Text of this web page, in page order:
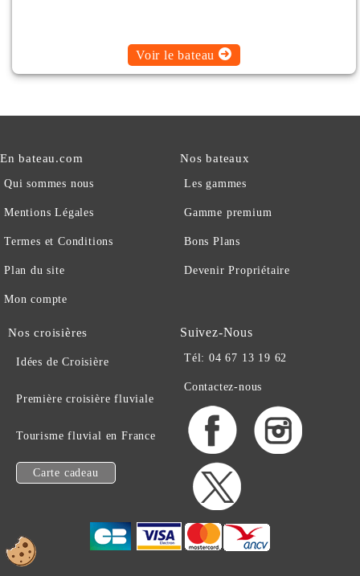
Voir le bateau
En bateau.com
Qui sommes nous
Mentions Légales
Termes et Conditions
Plan du site
Mon compte
Nos bateaux
Les gammes
Gamme premium
Bons Plans
Devenir Propriétaire
Nos croisières
Idées de Croisière
Première croisière fluviale
Tourisme fluvial en France
Carte cadeau
Suivez-Nous
Tél: 04 67 13 19 62
Contactez-nous